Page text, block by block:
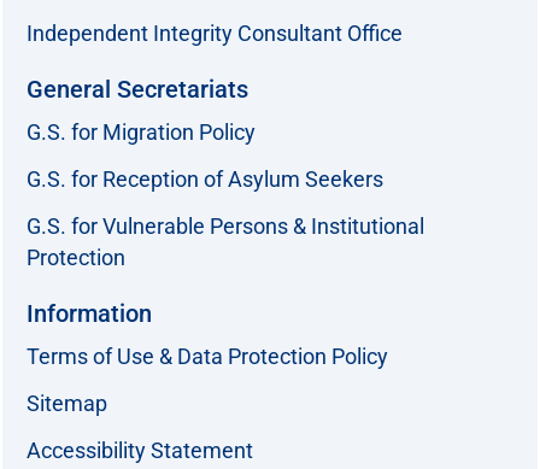
Independent Integrity Consultant Office
General Secretariats
G.S. for Migration Policy
G.S. for Reception of Asylum Seekers
G.S. for Vulnerable Persons & Institutional
Protection
Information
Terms of Use & Data Protection Policy
Sitemap
Accessibility Statement